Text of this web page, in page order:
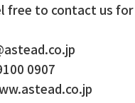
free to contact us
0907